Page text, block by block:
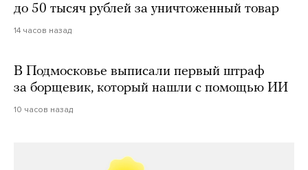
до 50 тысяч рублей за уничтоженный товар
14 часов назад
В Подмосковье выписали первый штраф
за борщевик, который нашли с помощью ИИ
10 часов назад